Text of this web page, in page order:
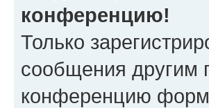
конференцию!
Только
сообщения другим
конференцию